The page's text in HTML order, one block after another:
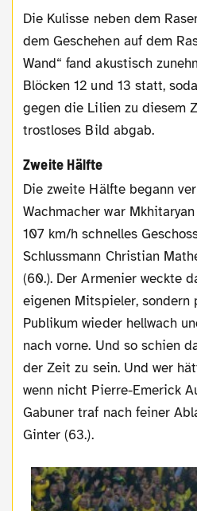
Die Kulisse neben dem Rasen passte sich derweil
dem Geschehen auf dem
Wand“ fand akustisch
Blöcken 12 und 13 statt,
gegen die Lilien zu diesem
trostloses Bild abgab.
Zweite Hälfte
Die zweite Hälfte begann verhalten. Der
Wachmacher war
107 km/h schnelles
Schlussmann Christian
(60.). Der Armenier weckte
eigenen Mitspieler, sondern
Publikum wieder hellwach
nach vorne. Und so schien
der Zeit zu sein. Und wer
wenn nicht Pierre-Emerick
Gabuner traf nach feiner
Ginter (63.).